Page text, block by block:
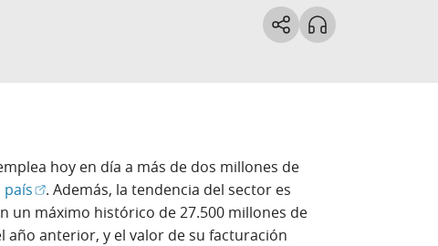
hoy en día a más de dos millones de
país(Abrir en ventana nueva)
. Además, la tendencia del sector es
un máximo histórico de 27.500 millones de
año anterior, y el valor de su facturación